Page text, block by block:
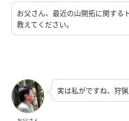
お父さん、最近の山開拓に関する
教えてください。
実は私がですね、狩